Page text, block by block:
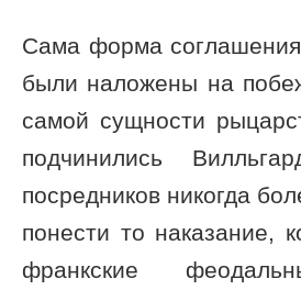
Сама форма соглашения
были наложены на
самой сущности
подчинились
посредников никогда
понести то наказание,
франкские